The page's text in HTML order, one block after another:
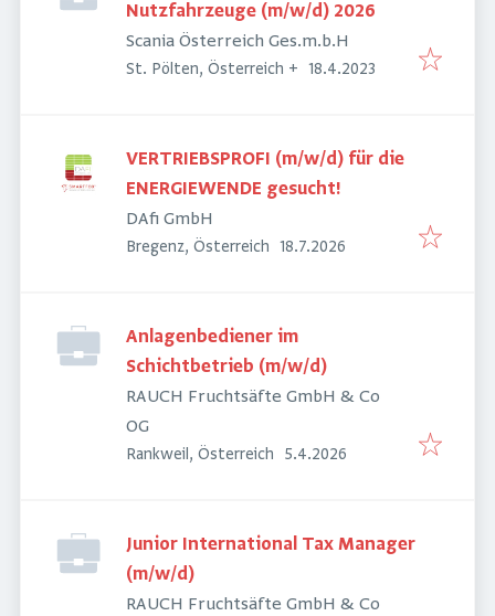
Nutzfahrzeuge (m/w/d) 2026
Scania Österreich Ges.m.b.H
St. Pölten, Österreich + Veröffentlicht
18.4.2023
VERTRIEBSPROFI (m/w/d) für die
ENERGIEWENDE gesucht!
DAfi GmbH
Bregenz, Österreich Veröffentlicht
18.7.2026
Anlagenbediener im
Schichtbetrieb (m/w/d)
RAUCH Fruchtsäfte GmbH & Co
OG
Rankweil, Österreich Veröffentlicht
5.4.2026
Junior International Tax Manager
(m/w/d)
RAUCH Fruchtsäfte GmbH & Co